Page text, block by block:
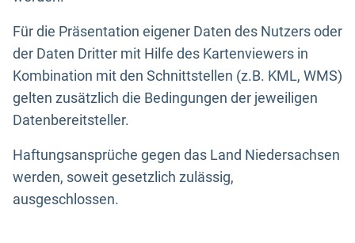
Für die Präsentation eigener Daten des Nutzers oder
der Daten Dritter mit Hilfe des Kartenviewers in
Kombination mit den Schnittstellen (z.B. KML, WMS)
gelten zusätzlich die Bedingungen der jeweiligen
Datenbereitsteller.
Haftungsansprüche gegen das Land Niedersachsen
werden, soweit gesetzlich zulässig,
ausgeschlossen.